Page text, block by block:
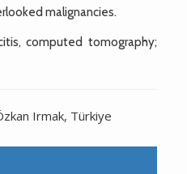
malignancies.
computed tomography;
Irmak, Türkiye